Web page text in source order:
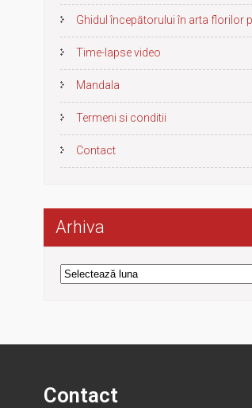
Ghidul începătorului în arta florilor
Time-lapse video
Mandala
Termeni si conditii
Contact
Arhiva
Arhiva
Contact